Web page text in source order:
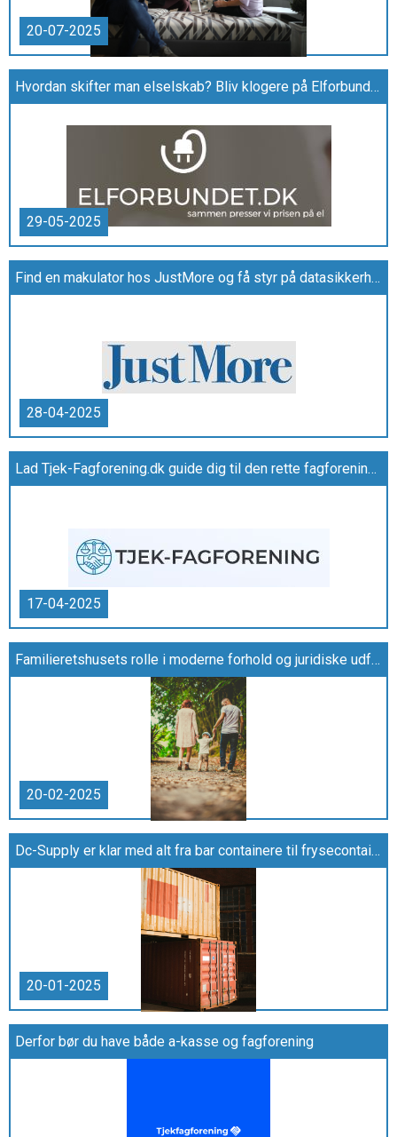
20-07-2025
Hvordan skifter man elselskab? Bliv klogere på Elforbundet.dk
29-05-2025
Find en makulator hos JustMore og få styr på datasikkerheden
28-04-2025
Lad Tjek-Fagforening.dk guide dig til den rette fagforening for lærere
17-04-2025
Familieretshusets rolle i moderne forhold og juridiske udfordringer
20-02-2025
Dc-Supply er klar med alt fra bar containere til frysecontainere
20-01-2025
Derfor bør du have både a-kasse og fagforening